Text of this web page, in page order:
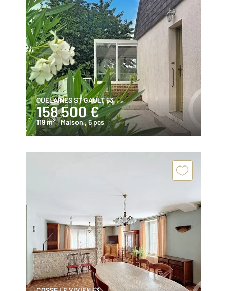
QUELAINES ST GAULT 53
158 500 €
119 m2 , Maison, 6 pcs